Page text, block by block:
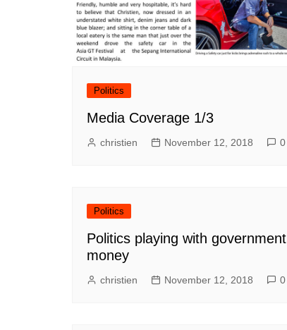
Politics
Media Coverage 1/3
christien November 12, 2018 0
Politics
Politics playing with government
money
christien November 12, 2018 0